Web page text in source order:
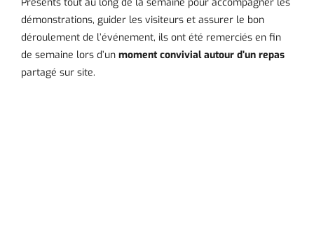
Présents tout au long de la semaine pour accompagner les
démonstrations, guider les visiteurs et assurer le bon
déroulement de l’événement, ils ont été remerciés en fin
de semaine lors d’un moment convivial autour d’un repas
partagé sur site.